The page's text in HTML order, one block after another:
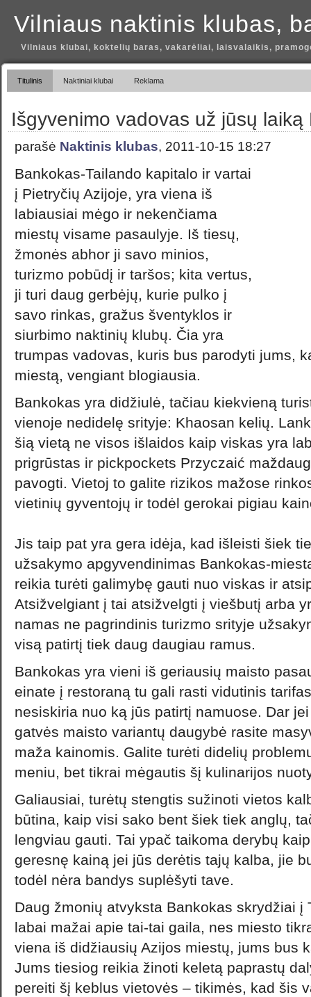
Vilniaus naktinis klubas,
Vilniaus klubai, koktelių baras, vakarėliai, laisvalaikis,
Titulinis Naktiniai klubai Reklama
Išgyvenimo vadovas už jūsų laiką
parašė Naktinis klubas, 2011-10-15 18:27
Bankokas-Tailando kapitalo ir vartai
į Pietryčių Azijoje, yra viena iš
labiausiai mėgo ir nekenčiama
miestų visame pasaulyje. Iš tiesų,
žmonės abhor ji savo minios,
turizmo pobūdį ir taršos; kita vertus,
ji turi daug gerbėjų, kurie pulko į
savo rinkas, gražus šventyklos ir
siurbimo naktinių klubų. Čia yra
trumpas vadovas, kuris bus parodyti jums,
miestą, vengiant blogiausia.
Bankokas yra didžiulė, tačiau kiekvieną
vienoje nedidelę srityje: Khaosan kelių.
šią vietą ne visos išlaidos kaip viskas yra
prigrūstas ir pickpockets Przyczaić
pavogti. Vietoj to galite rizikos mažose
vietinių gyventojų ir todėl gerokai pigiau
Jis taip pat yra gera idėja, kad išleisti šiek
užsakymo apgyvendinimas Bankokas-
reikia turėti galimybę gauti nuo viskas ir
Atsižvelgiant į tai atsižvelgti į viešbutį arba
namas ne pagrindinis turizmo srityje
visą patirtį tiek daug daugiau ramus.
Bankokas yra vieni iš geriausių maisto
einate į restoraną tu gali rasti vidutinis
nesiskiria nuo ką jūs patirtį namuose. Dar
gatvės maisto variantų daugybė rasite
maža kainomis. Galite turėti didelių
meniu, bet tikrai mėgautis šį kulinarijos
Galiausiai, turėtų stengtis sužinoti vietos
būtina, kaip visi sako bent šiek tiek anglų,
lengviau gauti. Tai ypač taikoma derybų
geresnę kainą jei jūs derėtis tajų kalba, jie
todėl nėra bandys suplėšyti tave.
Daug žmonių atvyksta Bankokas skrydžiai į
labai mažai apie tai-tai gaila, nes miesto
viena iš didžiausių Azijos miestų, jums bus
Jums tiesiog reikia žinoti keletą paprastų
pereiti šį keblus vietovės – tikimės, kad šis